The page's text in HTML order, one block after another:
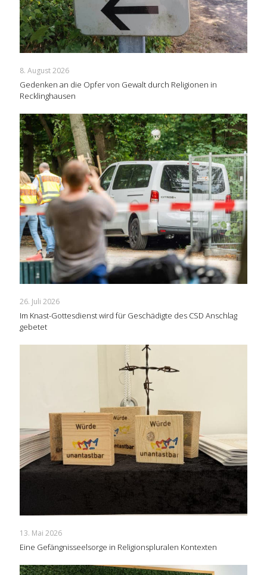
8. August 2026
Gedenken an die Opfer von Gewalt durch Religionen in
Recklinghausen
26. Juli 2026
Im Knast-Gottesdienst wird für Geschädigte des CSD Anschlag
gebetet
13. Mai 2026
Eine Gefängnisseelsorge in Religionspluralen Kontexten